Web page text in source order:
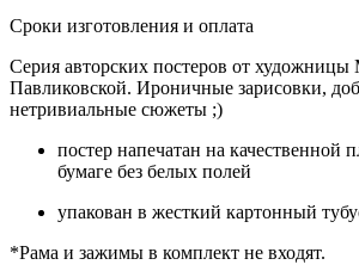
Сроки изготовления и оплата
Серия авторских постеров от
Павликовской. Ироничные зарисовки,
нетривиальные сюжеты ;)
постер напечатан на качественной
бумаге без белых полей
упакован в жесткий картонный
*Рама и зажимы в комплект не входят.